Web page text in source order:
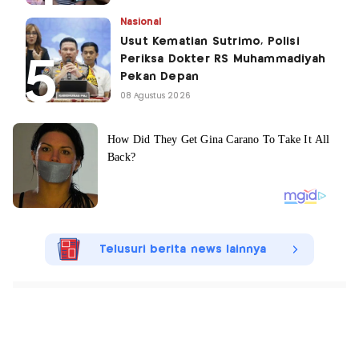
Nasional
Usut Kematian Sutrimo, Polisi
Periksa Dokter RS Muhammadiyah
Pekan Depan
08 Agustus 2026
Telusuri berita news lainnya